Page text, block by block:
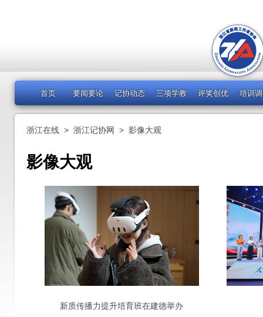
首页 要闻要论 记协动态 三项学教 评奖创优 培训
浙江在线 > 浙江记协网 > 影像大观
影像大观
新质传播力提升培育班在建德举办